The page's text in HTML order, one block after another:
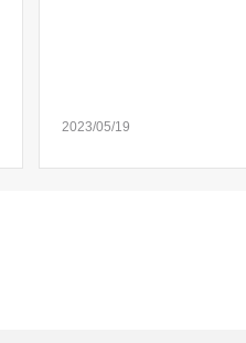
2023/05/19